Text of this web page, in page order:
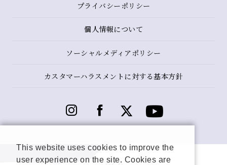
プライバシーポリシー
個人情報について
ソーシャルメディアポリシー
カスタマーハラスメントに対する基本方針
This website uses cookies to improve the
user experience on the site. Cookies are